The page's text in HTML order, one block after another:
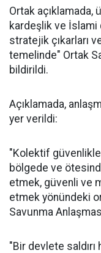
Ortak açıklamada,
kardeşlik ve İslami
stratejik çıkarları
temelinde" Ortak
bildirildi.
Açıklamada,
yer verildi:
"Kolektif
bölgede ve
etmek, güvenli ve
etmek yönündeki
Savunma
"Bir devlete saldırı